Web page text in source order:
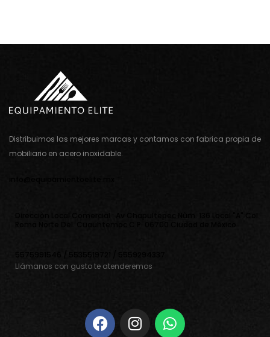
Distribuimos las mejores marcas y contamos con fabrica propia de
mobiliario en acero inoxidable.
Llámanos con gusto te atenderemos